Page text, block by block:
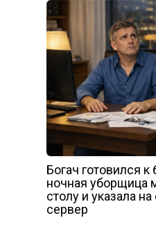
Богач готовился к
ночная уборщица
столу и указала
сервер